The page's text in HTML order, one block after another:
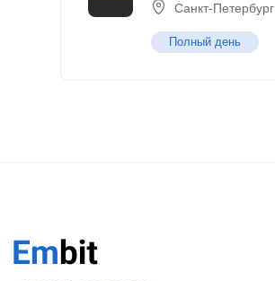
Санкт-Петербург
Полный день